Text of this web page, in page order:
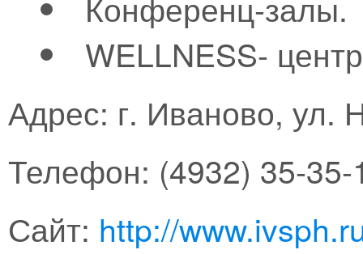
WELLNESS-
Адрес: г. Иваново, ул.
Телефон: (4932) 35-35-
Сайт: http://